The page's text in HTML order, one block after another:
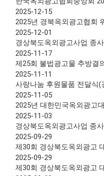
2025-12-15
2025년 경북옥외광고협회
2025-12-01
경상북도옥외광고사업 종
2025-11-17
제25회 불법광고물 추방결
2025-11-11
사랑나눔 후원물품 전달식(
2025-11-05
2025년 대한민국옥외광고
2025-11-03
경상북도옥외광고사업 종
2025-09-29
제30회 경상북도옥외광고
2025-09-29
제30회 경상북도옥외광고